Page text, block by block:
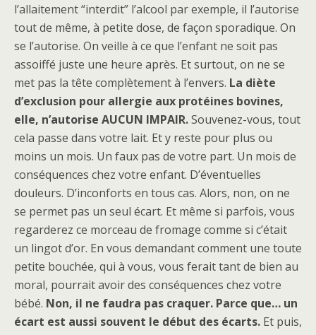
l’allaitement “interdit” l’alcool par exemple, il l’autorise
tout de même, à petite dose, de façon sporadique. On
se l’autorise. On veille à ce que l’enfant ne soit pas
assoiffé juste une heure après. Et surtout, on ne se
met pas la tête complètement à l’envers. La diète
d’exclusion pour allergie aux protéines bovines,
elle, n’autorise AUCUN IMPAIR.Souvenez-vous, tout
cela passe dans votre lait. Et y reste pour plus ou
moins un mois. Un faux pas de votre part. Un mois de
conséquences chez votre enfant. D’éventuelles
douleurs. D’inconforts en tous cas. Alors, non, on ne
se permet pas un seul écart. Et même si parfois, vous
regarderez ce morceau de fromage comme si c’était
un lingot d’or. En vous demandant comment une toute
petite bouchée, qui à vous, vous ferait tant de bien au
moral, pourrait avoir des conséquences chez votre
bébé. Non, il ne faudra pas craquer. Parce que… un
écart est aussi souvent le début des écarts. Et puis,